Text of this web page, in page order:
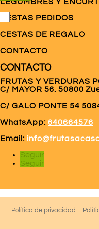
CESTAS PEDIDOS
CESTAS DE REGALO
CONTACTO
CONTACTO
FRUTAS Y VERDURAS
C/ MAYOR 56. 50800
C/ GALO PONTE 54
WhatsApp: 640664576
Email:
Seguir
Seguir
Política de privacidad –